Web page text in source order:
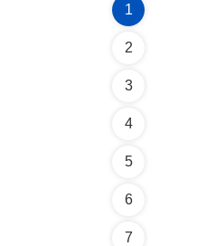
1
2
3
4
5
6
7